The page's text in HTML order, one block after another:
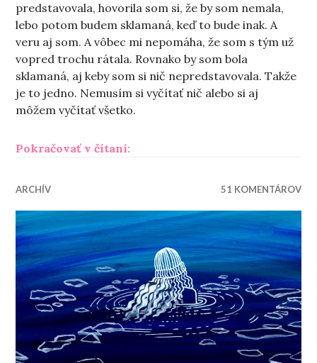
predstavovala, hovorila som si, že by som nemala,
lebo potom budem sklamaná, keď to bude inak. A
veru aj som. A vôbec mi nepomáha, že som s tým už
vopred trochu rátala. Rovnako by som bola
sklamaná, aj keby som si nič nepredstavovala. Takže
je to jedno. Nemusím si vyčítať nič alebo si aj
môžem vyčítať všetko.
Pokračovať v čítaní:„V očakávaní“
ARCHÍV 51 KOMENTÁROV